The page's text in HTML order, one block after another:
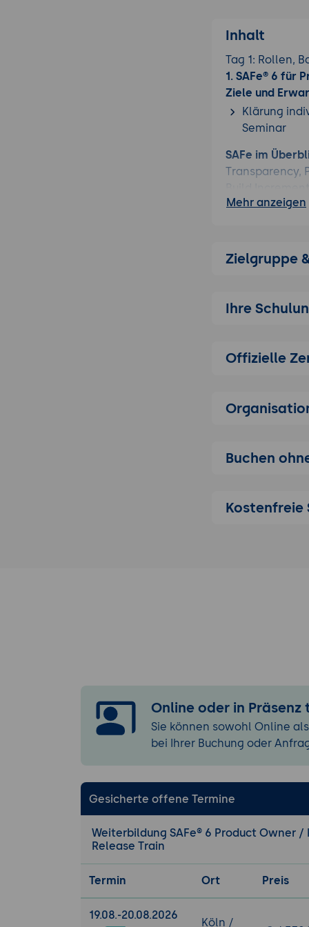
Inhalt
Tag 1: Rollen,
1. SAFe® 6 für
Ziele und
Klärung
Seminar
SAFe im
Transparency,
Development
Zwei Rollen,
mit
Business
Features in
Der PM
„SAFe Lean
2. Epics,
Epics
hohe
Features
(8-12
glauben,
vom PM
Stories (Team-
lieferbar.
Infrastruktur,
Mehr anzeigen
Zielgruppe
Ihre
Offizielle
Buchen
Kostenfreie
Online oder in Präsenz
Sie können sowohl Online
bei Ihrer Buchung oder
Gesicherte offene Termine
Weiterbildung SAFe® 6 Product Owner
Release Train
Termin Ort Preis
19.08.-20.08.2026
Köln /